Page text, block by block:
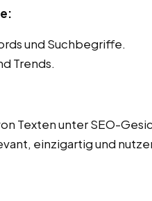
und Suchbegriffe.
Trends.
Texten unter SEO-
einzigartig und